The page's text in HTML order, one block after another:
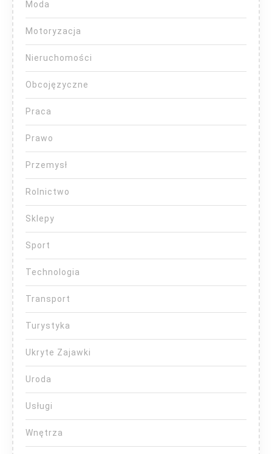
Moda
Motoryzacja
Nieruchomości
Obcojęzyczne
Praca
Prawo
Przemysł
Rolnictwo
Sklepy
Sport
Technologia
Transport
Turystyka
Ukryte Zajawki
Uroda
Usługi
Wnętrza